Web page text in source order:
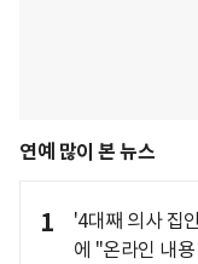
연예 많이 본 뉴스
1
'4대째 의사 집
에 "온라인 내